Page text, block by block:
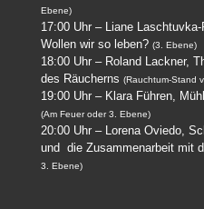
Ebene)
17:00 Uhr – Liane
Wollen wir so leben? (3. Ebene)
18:00 Uhr – Roland Lackner,
des Räucherns (Rauchtum-Stand
19:00 Uhr – Klara Führen,
(Am Feuer oder 3. Ebene)
20:00 Uhr – Lorena Oviedo,
und die Zusammenarbeit mit
3. Ebene)